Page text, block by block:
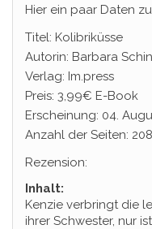
Hier ein paar Daten
Titel: Kolibriküsse
Autorin: Barbara
Verlag: Im.press
Preis: 3,99€ E-Book
Erscheinung: 04.
Anzahl der Seiten: 208
Rezension:
Inhalt:
Kenzie verbringt die
ihrer Schwester, nur